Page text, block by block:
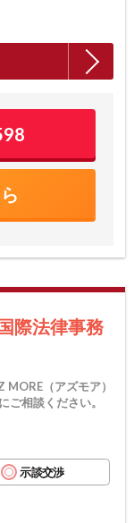
際法律事務
MORE（アズモア）
ご相談ください。
示談交渉